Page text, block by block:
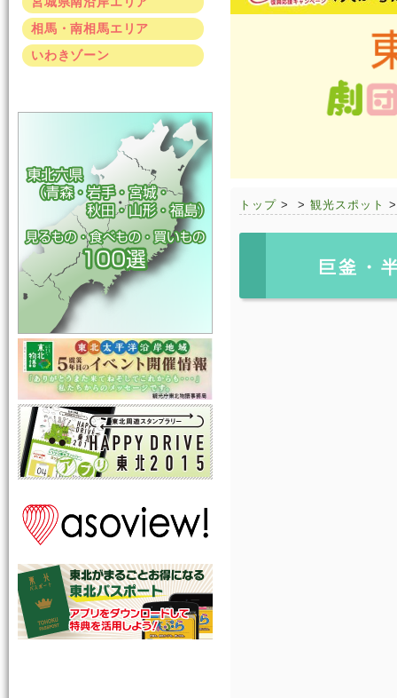
相馬・南相馬エリア
いわきゾーン
トップ > > 観光スポット
巨釜・